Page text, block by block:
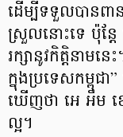
ដើម្បីទទួលបានពា
ស្រួលនោះទេ ប៉ុន្ដ
រក្សានូវកិត្តិនាមន
ក្នុងប្រទេសកម្ពុជា”
ឃើញថា អេ អឹម ខ
ល្អ។